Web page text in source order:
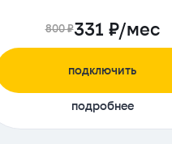
800 ₽331 ₽/мес
подключить
подробнее